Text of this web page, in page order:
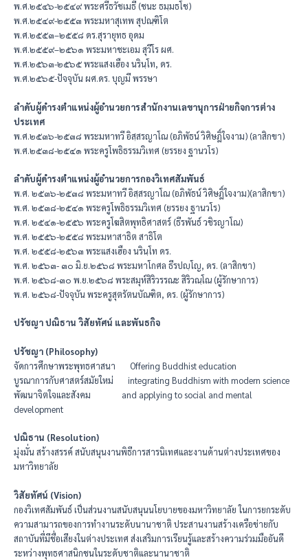
พ.ศ.๒๕๔๖-๒๕๔๙ พระศรีธวัชเมธี (ชนะ ธมฺมธโช)
พ.ศ.๒๕๔๙-๒๕๕๓ พระมหาสุเทพ สุปณฺฑิโต
พ.ศ.๒๕๕๓–๒๕๕๘ ดร.สุรายุทธ อุดม
พ.ศ.๒๕๕๙–๒๕๖๑ พระมหาชะเอม สุวีโร ผศ.
พ.ศ.๒๕๖๓-๒๕๖๕ พระแสงเฮือง นรินฺโท, ดร.
พ.ศ.๒๕๖๕-ปัจจุบัน ผศ.ดร. บุญมี พรรษา
ลำดับผู้ดำรงตำแหน่งผู้อำนวยการสำนักงานเลขานุการฝ่ายกิจการต่าง
ประเทศ
พ.ศ.๒๕๓๖-๒๕๓๘ พระมหาทวี อิสฺสรญาโณ (อภิพัธน์ วิศิษฎิ์ใจงาม) (ลาสิกขา)
พ.ศ.๒๕๓๘-๒๕๔๑ พระครูโพธิธรรมวิเทศ (ยรรยง ฐานวโร)
ลำดับผู้ดำรงตำแหน่งผู้อำนวยการกองวิเทศสัมพันธ์
พ.ศ. ๒๕๓๖-๒๕๓๘ พระมหาทวี อิสฺสรญาโณ (อภิพัธน์ วิศิษฎิ์ใจงาม)(ลาสิกขา)
พ.ศ. ๒๕๓๘-๒๕๔๑ พระครูโพธิธรรมวิเทศ (ยรรยง ฐานวโร)
พ.ศ. ๒๕๔๑-๒๕๕๖ พระครูโฆสิตพุทธิศาสตร์ (ธีรพันธ์ วชิรญาโณ)
พ.ศ. ๒๕๕๖-๒๕๕๘ พระมหาสาธิต สาธิโต
พ.ศ. ๒๕๕๘-๒๕๖๓ พระแสงเฮือง นรินฺโท ดร.
พ.ศ. ๒๕๖๓- ๓๐ มิ.ย.๒๕๖๘ พระมหาโกศล ธีรปญฺโญ, ดร. (ลาสิกขา)
พ.ศ. ๒๕๖๘-๓๐ พ.ย.๒๕๖๘ พระสมุห์สิริวรรณะ สิริวณฺโณ (ผู้รักษาการ)
พ.ศ. ๒๕๖๘-ปัจจุบัน พระครูสุตรัตนบัณฑิต, ดร. (ผู้รักษาการ)
ปรัชญา ปณิธาน วิสัยทัศน์ และพันธกิจ
ปรัชญา (Philosophy)
จัดการศึกษาพระพุทธศาสนา Offering Buddhist education
บูรณาการกับศาสตร์สมัยใหม่ integrating Buddhism with modern science
พัฒนาจิตใจและสังคม and applying to social and mental
development
ปณิธาน (Resolution)
มุ่งมั่น สร้างสรรค์ สนับสนุนงานพิธีการสารนิเทศและงานด้านต่างประเทศของ
มหาวิทยาลัย
วิสัยทัศน์ (Vision)
กองวิเทศสัมพันธ์ เป็นส่วนงานสนับสนุนนโยบายของมหาวิทยาลัย ในการยกระดับ
ความสามารถของการทำงานระดับนานาชาติ ประสานงานสร้างเครือข่ายกับ
สถาบันที่มีชื่อเสียงในต่างประเทศ ส่งเสริมการเรียนรู้และสร้างความร่วมมืออันดี
ระหว่างพุทธศาสนิกชนในระดับชาติและนานาชาติ